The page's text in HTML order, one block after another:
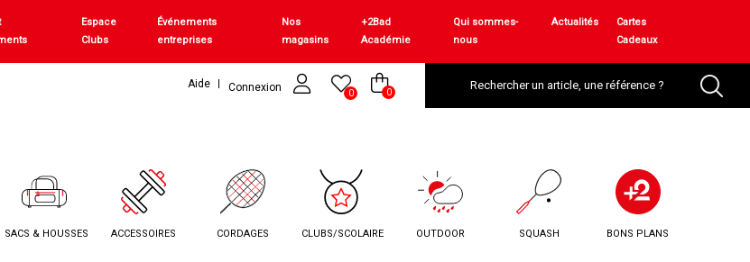
Espace
Clubs
Événements
entreprises
Nos
magasins
+2Bad
Académie
Qui sommes-
nous
Actualités
Cartes
Cadeaux
Aide Connexion 0 0
SACS & HOUSSES ACCESSOIRES CORDAGES CLUBS/SCOLAIRE OUTDOOR SQUASH BONS PLANS